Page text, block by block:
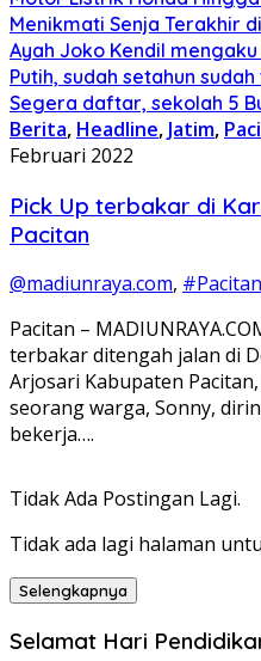
Menikmati Senja Terakhir
Ayah Joko Kendil
Putih, sudah setahun
Segera daftar, sekolah 5
Berita, Headline, Jatim,
Februari 2022
Pick Up terbakar di
Pacitan
@madiunraya.com,
Pacitan –
terbakar ditengah jalan di
Arjosari Kabupaten
seorang warga, Sonny,
bekerja….
Tidak Ada Postingan Lagi.
Tidak ada lagi halaman
Selengkapnya
Selamat Hari